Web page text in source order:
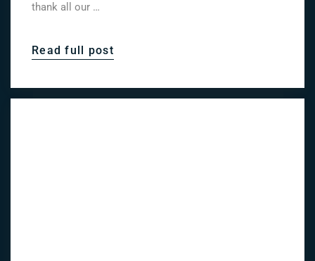
thank all our …
Read full post